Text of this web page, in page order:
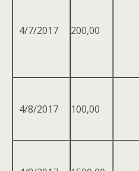
4/7/2017 200,00
4/8/2017 100,00